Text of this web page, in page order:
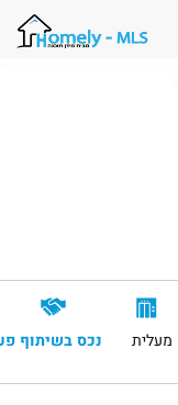
מעלית נכס בשיתוף